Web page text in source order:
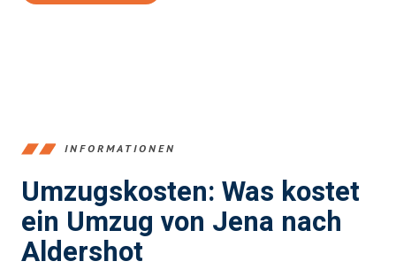
INFORMATIONEN
Umzugskosten: Was kostet
ein Umzug von Jena nach
Aldershot